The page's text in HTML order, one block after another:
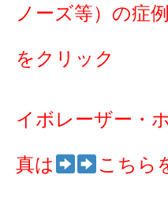
ノーズ等）の症
をクリック
イボレーザー・
真は こちら